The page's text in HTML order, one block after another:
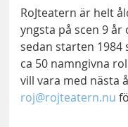
RoJteatern är helt
yngsta på scen 9 år
sedan starten 1984
ca 50 namngivna
vill vara med nästa
roj@rojteatern.nu